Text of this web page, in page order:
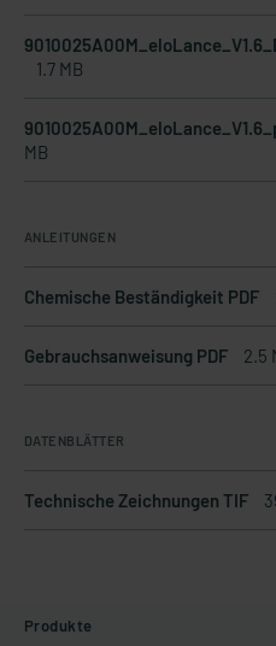
1.7 MB
MB
ANLEITUNGEN
Chemische Beständigkeit PDF
Gebrauchsanweisung PDF 2.5
DATENBLÄTTER
Technische Zeichnungen TIF
Produkte